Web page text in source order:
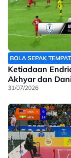
BOLA SEPAK
Ketiadaan
Akhyar dan
31/07/2026